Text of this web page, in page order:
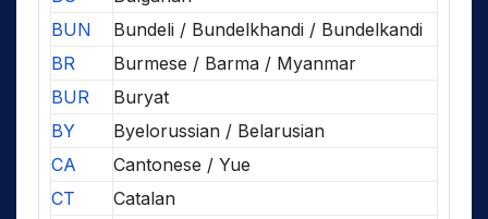
BUN
Bundeli / Bundelkhandi / Bundelkandi
BR
Burmese / Barma / Myanmar
BUR
Buryat
BY
Byelorussian / Belarusian
CA
Cantonese / Yue
CT
Catalan